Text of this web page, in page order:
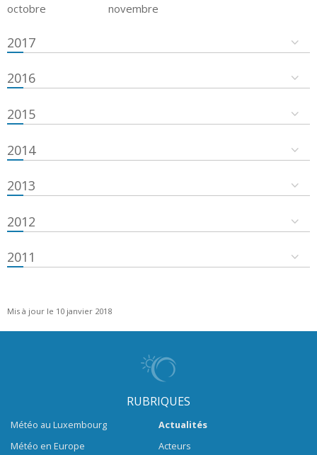
octobre
novembre
2017
2016
2015
2014
2013
2012
2011
Mis à jour le 10 janvier 2018
RUBRIQUES
Météo au Luxembourg
Météo en Europe
Actualités
Acteurs